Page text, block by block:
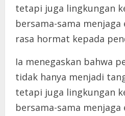
tetapi juga lingkungan
bersama-sama
rasa hormat kepada
Ia menegaskan bahwa
tidak hanya menjadi
tetapi juga lingkungan
bersama-sama